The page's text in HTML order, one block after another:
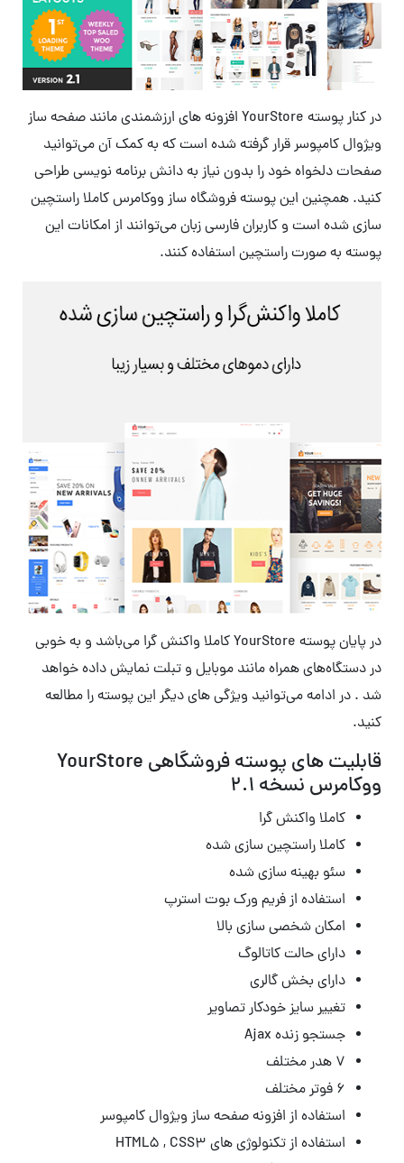
در کنار پوسته YourStore افزونه های ارزشمندی مانند صفحه ساز
ویژوال کامپوسر قرار گرفته شده است که به کمک آن می‌توانید
صفحات دلخواه خود را بدون نیاز به دانش برنامه نویسی طراحی
کنید. همچنین این پوسته فروشگاه ساز ووکامرس کاملا راستچین
سازی شده است و کاربران فارسی زبان می‌توانند از امکانات این
پوسته به صورت راستچین استفاده کنند.
در پایان پوسته YourStore کاملا واکنش گرا می‌باشد و به خوبی
در دستگاه‌های همراه مانند موبایل و تبلت نمایش داده خواهد
شد . در ادامه می‌توانید ویژگی های دیگر این پوسته را مطالعه
کنید.
قابلیت های پوسته فروشگاهی YourStore
ووکامرس نسخه 2.1
کاملا واکنش گرا
کاملا راستچین سازی شده
سئو بهینه سازی شده
استفاده از فریم ورک بوت استرپ
امکان شخصی سازی بالا
دارای حالت کاتالوگ
دارای بخش گالری
تغییر سایز خودکار تصاویر
جستجو زنده Ajax
۷ هدر مختلف
۶ فوتر مختلف
استفاده از افزونه صفحه ساز ویژوال کامپوسر
استفاده از تکنولوژی های HTML5 , CSS3